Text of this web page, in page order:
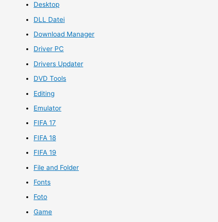
Desktop
DLL Datei
Download Manager
Driver PC
Drivers Updater
DVD Tools
Editing
Emulator
FIFA 17
FIFA 18
FIFA 19
File and Folder
Fonts
Foto
Game